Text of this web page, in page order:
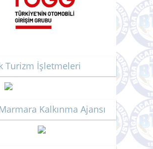
Turizm İşletmeleri
Kalkınma Ajansı